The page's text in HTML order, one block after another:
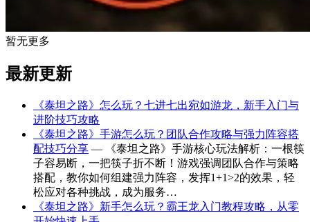
暂无更多
最新更新
《泰坦之路》怎么玩？七进七出宛如游龙，新手入门与
进阶技巧攻略
《泰坦之路》手游怎么玩？团队合作攻略与强力阵容搭
配技巧分享 — 《泰坦之路》手游核心玩法解析：一根筷
子容易断，一把筷子折不断！游戏强调团队合作与策略
搭配，教你如何组建强力阵容，发挥1+1>2的效果，轻
松应对各种挑战，成为服务…
《泰坦之路》新手怎么玩？霸王龙入门教程攻略，从零